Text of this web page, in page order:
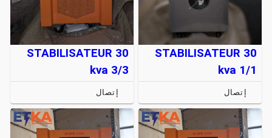
STABILISATEUR 30
kva 1/1
إتصال
STABILISATEUR 30
kva 3/3
إتصال